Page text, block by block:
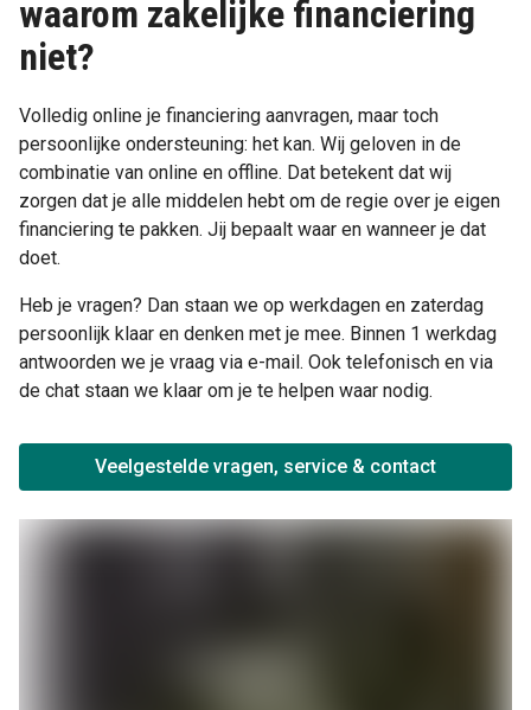
waarom zakelijke financiering
niet?
Volledig online je financiering aanvragen, maar toch
persoonlijke ondersteuning: het kan. Wij geloven in de
combinatie van online en offline. Dat betekent dat wij
zorgen dat je alle middelen hebt om de regie over je eigen
financiering te pakken. Jij bepaalt waar en wanneer je dat
doet.
Heb je vragen? Dan staan we op werkdagen en zaterdag
persoonlijk klaar en denken met je mee. Binnen 1 werkdag
antwoorden we je vraag via e-mail. Ook telefonisch en via
de chat staan we klaar om je te helpen waar nodig.
Veelgestelde vragen, service & contact